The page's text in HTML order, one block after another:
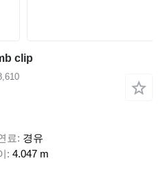
clip
료
경유
4.047 m